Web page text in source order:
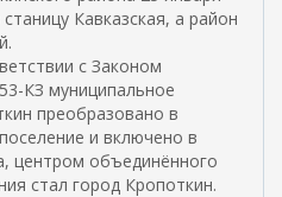
Кавказская, а район
с Законом
КЗ муниципальное
преобразовано в
и включено в
центром объединённого
стал город Кропоткин.